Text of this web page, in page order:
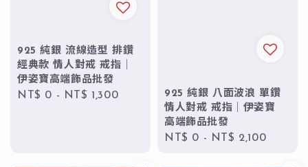
925 純銀 流線造型 排鑽
經典款 情人對戒 戒指｜
伊姿寶高端飾品批發
Regular
NT$ 0 - NT$ 1,300
925 純銀 八面波浪 單鑽
情人對戒 戒指｜伊姿寶
高端飾品批發
Regular
NT$ 0 - NT$ 2,100